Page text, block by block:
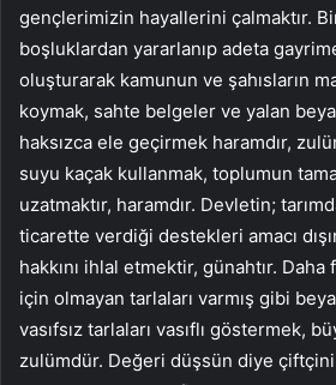
gençlerimizin hayallerini çalmaktır.
boşluklardan yararlanıp adeta
oluşturarak kamunun ve şahısların
koymak, sahte belgeler ve yalan
haksızca ele geçirmek haramdır,
suyu kaçak kullanmak, toplumun
uzatmaktır, haramdır. Devletin;
ticarette verdiği destekleri amacı
hakkını ihlal etmektir, günahtır.
için olmayan tarlaları varmış gibi
vasıfsız tarlaları vasıflı göstermek,
zulümdür. Değeri düşsün diye